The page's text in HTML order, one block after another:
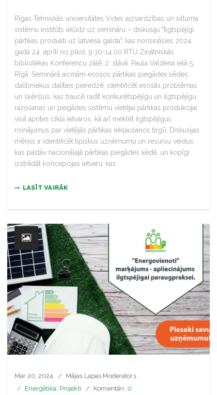
Rīgas Tehniskās universitātes Vides aizsardzības un siltuma
sistēmu institūts ielūdz uz semināru – diskusiju "Ilgtspējīgi
pārtikas produkti uz latvieša galda", kas norisināsies 2024.
gada 24. aprīlī no plkst. 9.30-14.00 RTU Zinātniskās
bibliotēkas Konferenču zālē, 2. stāvā, Paula Valdena ielā 5,
Rīgā. Seminārā aicinām esošos pārtikas piegādes ķēdes
dalībniekus dalīties pieredzē, identificēt esošās problēmas
un šķēršļus, kas traucē radīt konkurētspējīgu un ilgtspējīgu
ražošanas un piegādes sistēmu vietējai pārtikas produkcijai
visā aprites cikla ietvaros, kā arī meklēt ilgtspējīgus
risinājumus par vietējās pārtikas iekļaušanos tirgū. Diskusijas
mērķis ir identificēt tipiskus uzņēmumu un resursu veidus,
kas pastāv nacionālajā pārtikas piegādes ķēdē, un kopīgi
izstrādāt koncepcijas ietvaru, kas.
LASĪT VAIRĀK
Mar 20, 2024
Mājas Lapas Moderators
Enerģētika, Projekti Komentāri: 0